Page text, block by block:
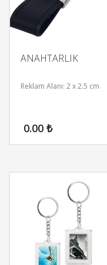
ANAHTARLIK
Reklam Alanı: 2 x 2.5 cm
0.00 ₺